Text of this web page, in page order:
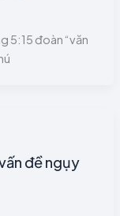
5:15 đoàn “văn
đề ngụy